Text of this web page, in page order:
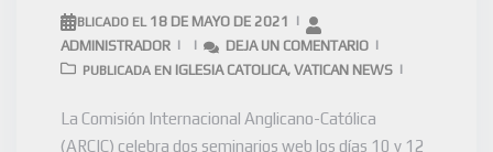
PUBLICADO EL 18 DE MAYO DE 2021
ADMINISTRADOR
DEJA UN COMENTARIO
PUBLICADA EN IGLESIA CATOLICA, VATICAN NEWS
La Comisión Internacional Anglicano-Católica
(ARCIC) celebra dos seminarios web los días 10 y 12